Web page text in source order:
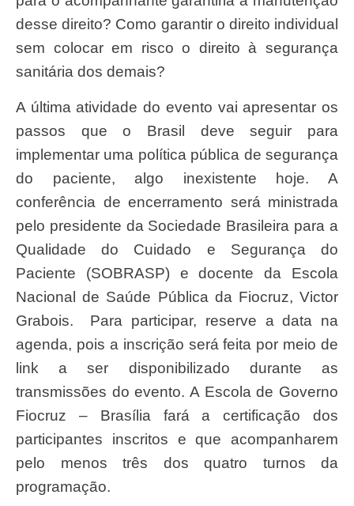
desse direito? Como garantir o direito individual
sem colocar em risco o direito à segurança
sanitária dos demais?
A última atividade do evento vai apresentar os
passos que o Brasil deve seguir para
implementar uma política pública de segurança
do paciente, algo inexistente hoje. A
conferência de encerramento será ministrada
pelo presidente da Sociedade Brasileira para a
Qualidade do Cuidado e Segurança do
Paciente (SOBRASP) e docente da Escola
Nacional de Saúde Pública da Fiocruz, Victor
Grabois. Para participar, reserve a data na
agenda, pois a inscrição será feita por meio de
link a ser disponibilizado durante as
transmissões do evento. A Escola de Governo
Fiocruz – Brasília fará a certificação dos
participantes inscritos e que acompanharem
pelo menos três dos quatro turnos da
programação.